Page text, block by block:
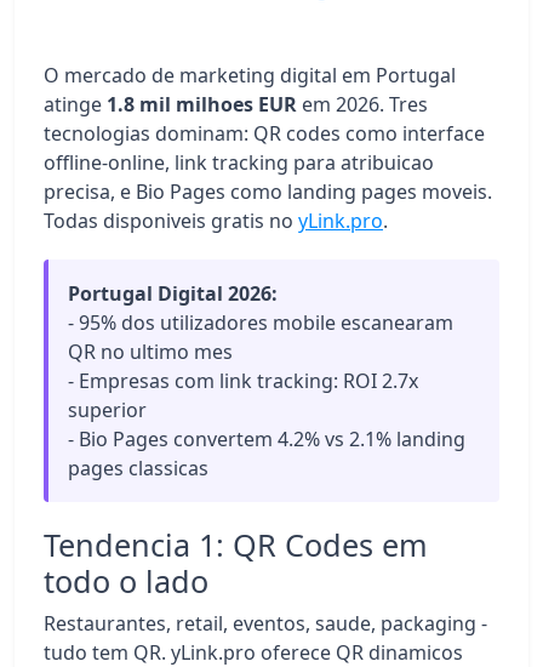
O mercado de marketing digital em Portugal
atinge 1.8 mil milhoes EUR em 2026. Tres
tecnologias dominam: QR codes como interface
offline-online, link tracking para atribuicao
precisa, e Bio Pages como landing pages moveis.
Todas disponiveis gratis no yLink.pro.
Portugal Digital 2026:
- 95% dos utilizadores mobile escanearam
QR no ultimo mes
- Empresas com link tracking: ROI 2.7x
superior
- Bio Pages convertem 4.2% vs 2.1% landing
pages classicas
Tendencia 1: QR Codes em
todo o lado
Restaurantes, retail, eventos, saude, packaging -
tudo tem QR. yLink.pro oferece QR dinamicos